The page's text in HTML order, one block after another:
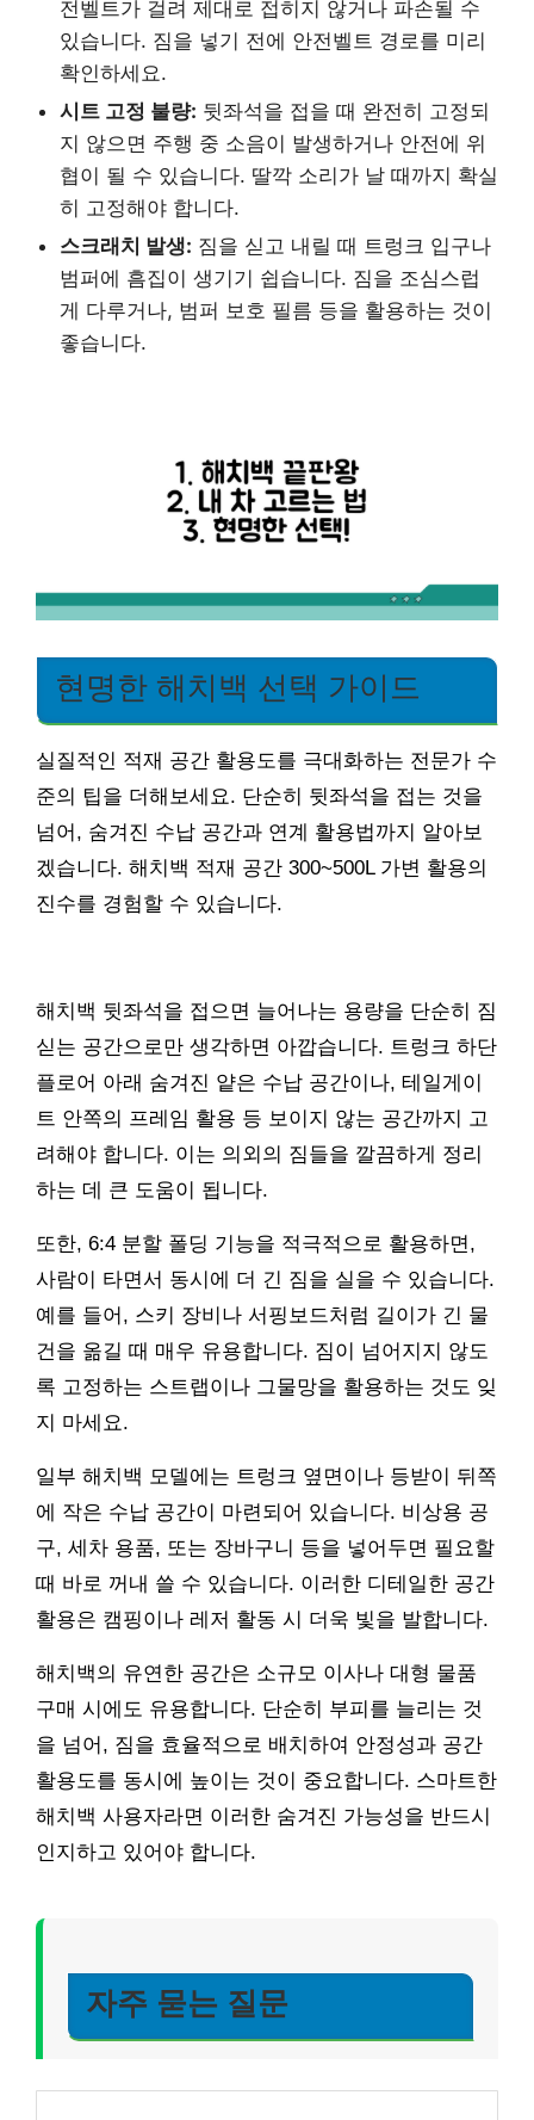
전벨트가 걸려 제대로 접히지 않거나 파손될 수
있습니다. 짐을 넣기 전에 안전벨트 경로를 미리
확인하세요.
시트 고정 불량: 뒷좌석을 접을 때 완전히 고정되
지 않으면 주행 중 소음이 발생하거나 안전에 위
협이 될 수 있습니다. 딸깍 소리가 날 때까지 확실
히 고정해야 합니다.
스크래치 발생: 짐을 싣고 내릴 때 트렁크 입구나
범퍼에 흠집이 생기기 쉽습니다. 짐을 조심스럽
게 다루거나, 범퍼 보호 필름 등을 활용하는 것이
좋습니다.
현명한 해치백 선택 가이드
실질적인 적재 공간 활용도를 극대화하는 전문가 수
준의 팁을 더해보세요. 단순히 뒷좌석을 접는 것을
넘어, 숨겨진 수납 공간과 연계 활용법까지 알아보
겠습니다. 해치백 적재 공간 300~500L 가변 활용의
진수를 경험할 수 있습니다.
해치백 뒷좌석을 접으면 늘어나는 용량을 단순히 짐
싣는 공간으로만 생각하면 아깝습니다. 트렁크 하단
플로어 아래 숨겨진 얕은 수납 공간이나, 테일게이
트 안쪽의 프레임 활용 등 보이지 않는 공간까지 고
려해야 합니다. 이는 의외의 짐들을 깔끔하게 정리
하는 데 큰 도움이 됩니다.
또한, 6:4 분할 폴딩 기능을 적극적으로 활용하면,
사람이 타면서 동시에 더 긴 짐을 실을 수 있습니다.
예를 들어, 스키 장비나 서핑보드처럼 길이가 긴 물
건을 옮길 때 매우 유용합니다. 짐이 넘어지지 않도
록 고정하는 스트랩이나 그물망을 활용하는 것도 잊
지 마세요.
일부 해치백 모델에는 트렁크 옆면이나 등받이 뒤쪽
에 작은 수납 공간이 마련되어 있습니다. 비상용 공
구, 세차 용품, 또는 장바구니 등을 넣어두면 필요할
때 바로 꺼내 쓸 수 있습니다. 이러한 디테일한 공간
활용은 캠핑이나 레저 활동 시 더욱 빛을 발합니다.
해치백의 유연한 공간은 소규모 이사나 대형 물품
구매 시에도 유용합니다. 단순히 부피를 늘리는 것
을 넘어, 짐을 효율적으로 배치하여 안정성과 공간
활용도를 동시에 높이는 것이 중요합니다. 스마트한
해치백 사용자라면 이러한 숨겨진 가능성을 반드시
인지하고 있어야 합니다.
자주 묻는 질문